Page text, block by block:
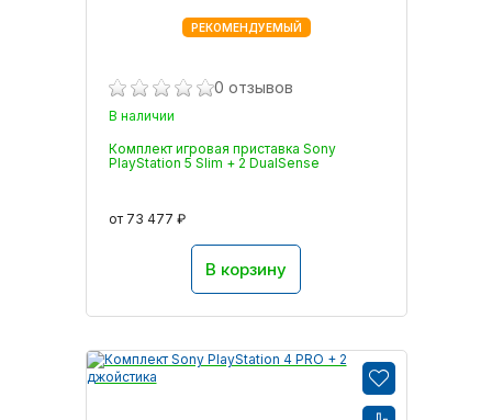
0 отзывов
В наличии
Комплект игровая приставка Sony
PlayStation 5 Slim + 2 DualSense
от 73 477 ₽
В корзину
РЕКОМЕНДУЕМЫЙ